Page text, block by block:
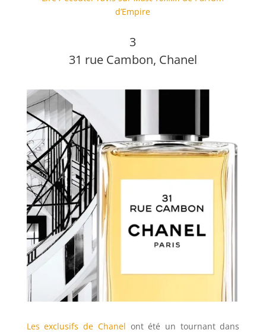
d’Empire
3
31 rue Cambon, Chanel
Les exclusifs de Chanel ont été un tournant dans